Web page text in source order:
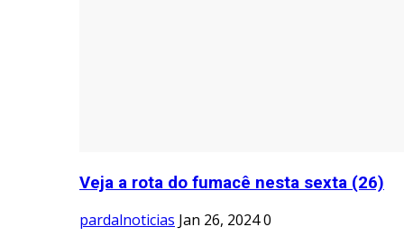
Veja a rota do fumacê nesta sexta (26)
pardalnoticias Jan 26, 20240